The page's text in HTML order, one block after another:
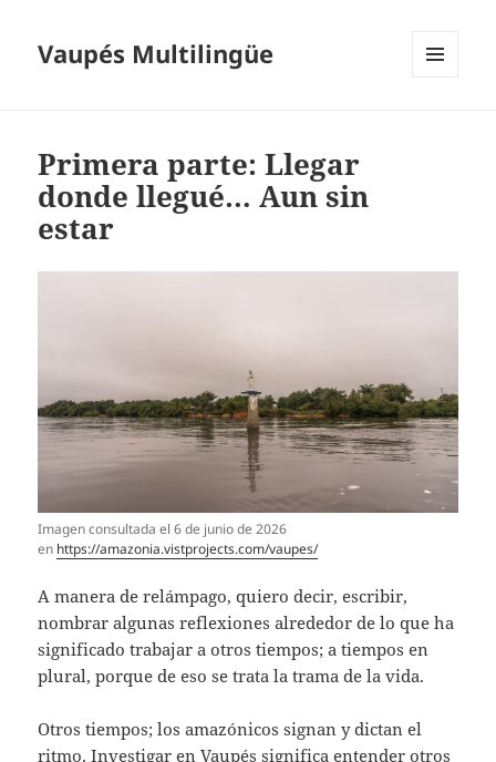
Vaupés Multilingüe
Primera parte: Llegar
donde llegué… Aun sin
estar
Imagen consultada el 6 de junio de 2026
en https://amazonia.vistprojects.com/vaupes/
A manera de relámpago, quiero decir, escribir,
nombrar algunas reflexiones alrededor de lo que ha
significado trabajar a otros tiempos; a tiempos en
plural, porque de eso se trata la trama de la vida.
Otros tiempos; los amazónicos signan y dictan el
ritmo. Investigar en Vaupés significa entender otros